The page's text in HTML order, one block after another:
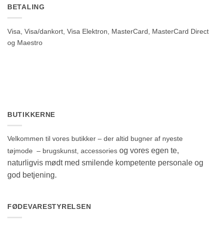
BETALING
Visa, Visa/dankort, Visa Elektron, MasterCard, MasterCard Direct
og Maestro
BUTIKKERNE
Velkommen til vores butikker – der altid bugner af nyeste
tøjmode – brugskunst, accessories og vores egen te,
naturligvis mødt med smilende kompetente personale og
god betjening.
FØDEVARESTYRELSEN